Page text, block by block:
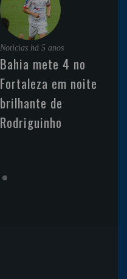
Noticias há 5 anos
Bahia mete 4 no
Fortaleza em noite
brilhante de
Rodriguinho